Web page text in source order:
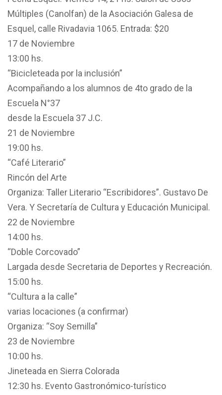
Múltiples (Canolfan) de la Asociación Galesa de
Esquel, calle Rivadavia 1065. Entrada: $20
17 de Noviembre
13:00 hs.
“Bicicleteada por la inclusión”
Acompañando a los alumnos de 4to grado de la
Escuela N°37
desde la Escuela 37 J.C.
21 de Noviembre
19:00 hs.
“Café Literario”
Rincón del Arte
Organiza: Taller Literario “Escribidores”. Gustavo De
Vera. Y Secretaría de Cultura y Educación Municipal.
22 de Noviembre
14:00 hs.
“Doble Corcovado”
Largada desde Secretaria de Deportes y Recreación.
15:00 hs.
“Cultura a la calle”
varias locaciones (a confirmar)
Organiza: “Soy Semilla”
23 de Noviembre
10:00 hs.
Jineteada en Sierra Colorada
12:30 hs. Evento Gastronómico-turístico